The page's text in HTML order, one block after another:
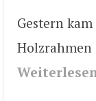
Gestern
Weiterlesen